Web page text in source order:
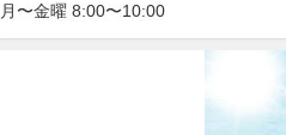
月〜金曜 8:00〜10:00